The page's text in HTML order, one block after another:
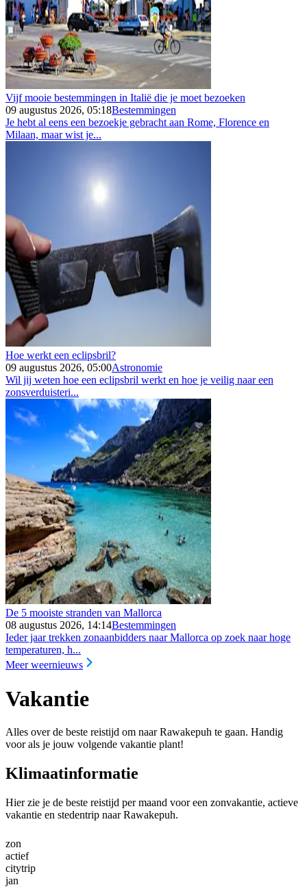
Vijf mooie bestemmingen in Italië die je moet bezoeken
09 augustus 2026, 05:18Bestemmingen
Je hebt al eens een bezoekje gebracht aan Rome, Florence en
Milaan, maar wist je...
Hoe werkt een eclipsbril?
09 augustus 2026, 05:00Astronomie
Wil jij weten hoe een eclipsbril werkt en hoe je veilig naar een
zonsverduisteri...
De 5 mooiste stranden van Mallorca
08 augustus 2026, 14:14Bestemmingen
Ieder jaar trekken zonaanbidders naar Mallorca op zoek naar hoge
temperaturen, h...
Meer weernieuws
Vakantie
Alles over de beste reistijd om naar Rawakepuh te gaan. Handig
voor als je jouw volgende vakantie plant!
Klimaatinformatie
Hier zie je de beste reistijd per maand voor een zonvakantie, actieve
vakantie en stedentrip naar Rawakepuh.
zon
actief
citytrip
jan